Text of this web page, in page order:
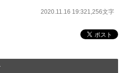
2020.11.16 19:321,256文字